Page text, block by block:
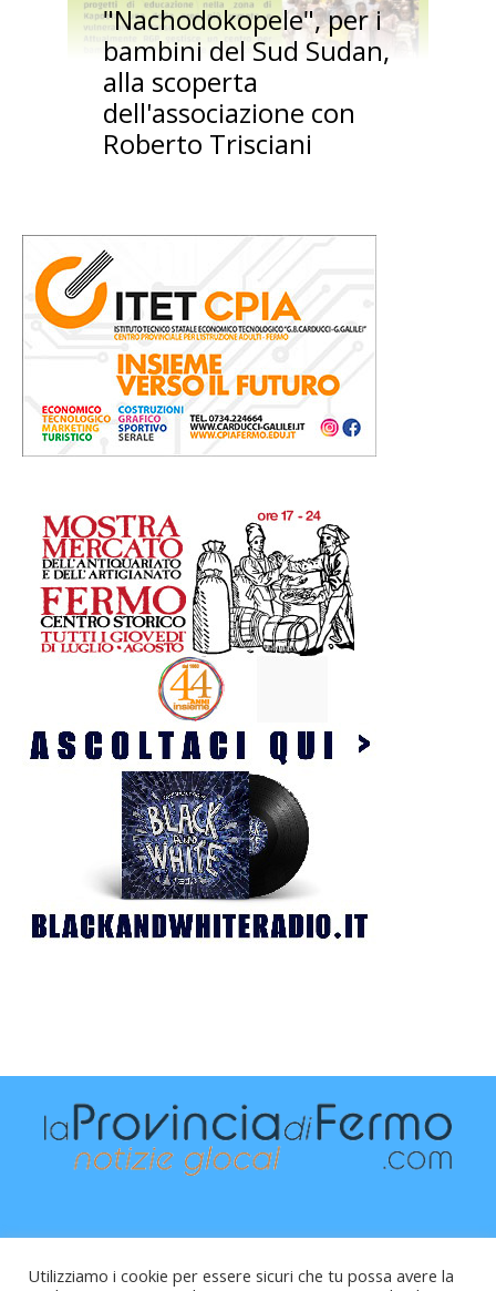
"Nachodokopele", per i
bambini del Sud Sudan,
alla scoperta
dell'associazione con
Roberto Trisciani
Utilizziamo i cookie per essere sicuri che tu possa avere la